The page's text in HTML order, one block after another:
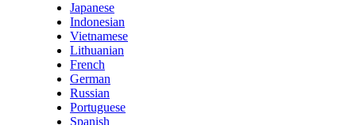
Japanese
Indonesian
Vietnamese
Lithuanian
French
German
Russian
Portuguese
Spanish